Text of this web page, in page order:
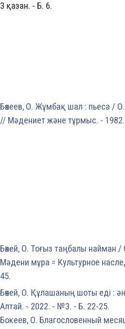
3 қазан. - Б. 6.
Бөкеев, О. Жұмбақ шал : пьеса / О.
// Мәдениет және тұрмыс. -
Бөкей, О. Тоғыз таңбалы найман /
Мәдени мұра = Культурное
45.
Бөкей, О. Құлашаның шоты еді :
Алтай. - 2022. - №3. - Б. 22-25.
Бокеев, О. Благословенный